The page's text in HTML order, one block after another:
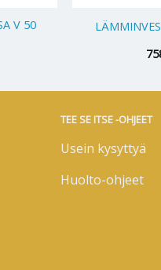
V 50
TEE SE ITSE -OHJEET
Usein kysyttyä
Huolto-ohjeet